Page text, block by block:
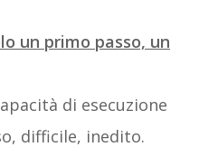
un primo passo, un
di esecuzione
difficile, inedito.